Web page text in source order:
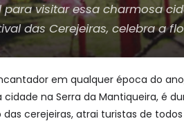
visitar essa charmosa
das Cerejeiras, celebra a
em qualquer época do
na Serra da Mantiqueira, é
cerejeiras, atrai turistas de